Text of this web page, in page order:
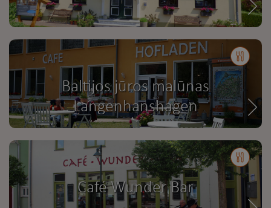
Baltijos jūros malūnas
Langenhanshagen
Café Wunder Bar